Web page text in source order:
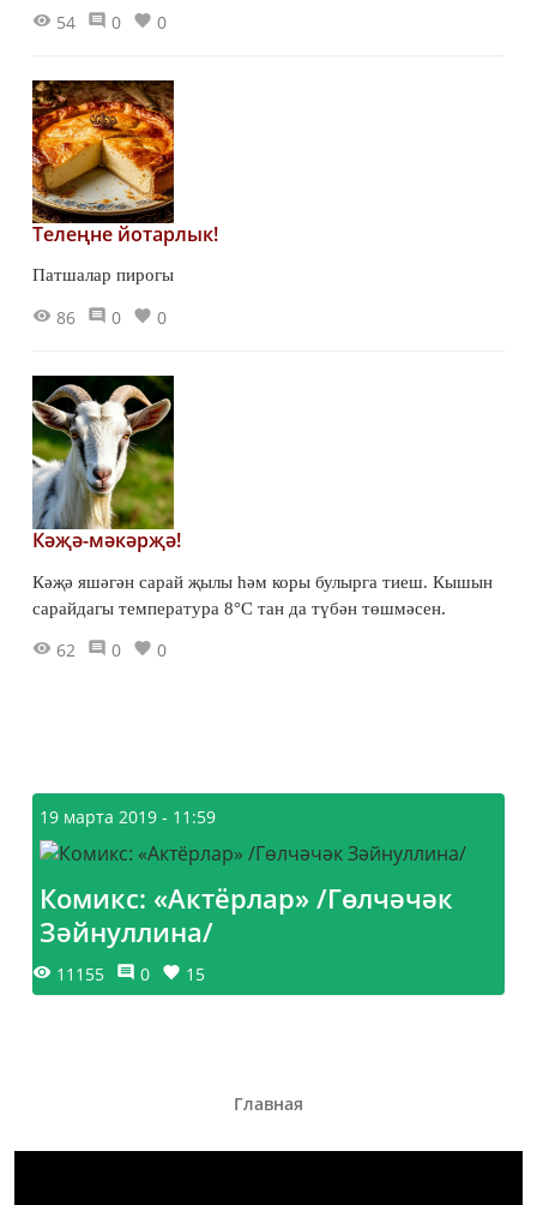
54 0 0
Телеңне йотарлык!
Патшалар пирогы
86 0 0
Кәҗә-мәкәрҗә!
Кәҗә яшәгән сарай җылы һәм коры булырга тиеш. Кышын
сарайдагы температура 8°С тан да түбән төшмәсен.
62 0 0
19 марта 2019 - 11:59
Комикс: «Актёрлар» /Гөлчәчәк
Зәйнуллина/
11155 0 15
Главная